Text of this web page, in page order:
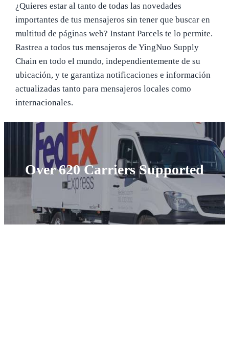
¿Quieres estar al tanto de todas las novedades
importantes de tus mensajeros sin tener que buscar en
multitud de páginas web? Instant Parcels te lo permite.
Rastrea a todos tus mensajeros de YingNuo Supply
Chain en todo el mundo, independientemente de su
ubicación, y te garantiza notificaciones e información
actualizadas tanto para mensajeros locales como
internacionales.
Over 620 Carriers Supported